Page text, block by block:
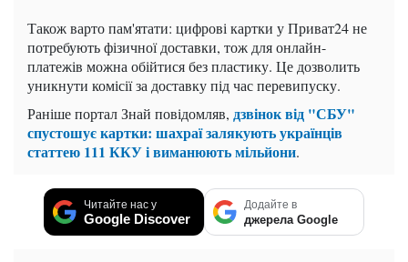
Також варто пам'ятати: цифрові картки у Приват24 не
потребують фізичної доставки, тож для онлайн-
платежів можна обійтися без пластику. Це дозволить
уникнути комісії за доставку під час перевипуску.
Раніше портал Знай повідомляв, дзвінок від "СБУ"
спустошує картки: шахраї залякують українців
статтею 111 ККУ і виманюють мільйони.
Читайте нас у
Google Discover
Додайте в
джерела Google